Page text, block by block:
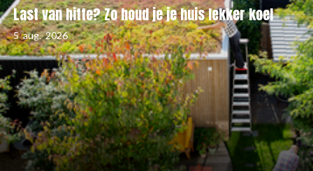
Last van hitte? Zo houd je je huis lekker koel
5 aug. 2026